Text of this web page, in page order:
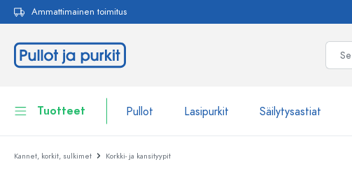
Siirry päänavigointiin
Ammattimainen toimitus
Tuotteet Pullot Lasipurkit Säilytysastiat
Pullot
Kannet, korkit, sulkimet Korkki- ja kansityypit